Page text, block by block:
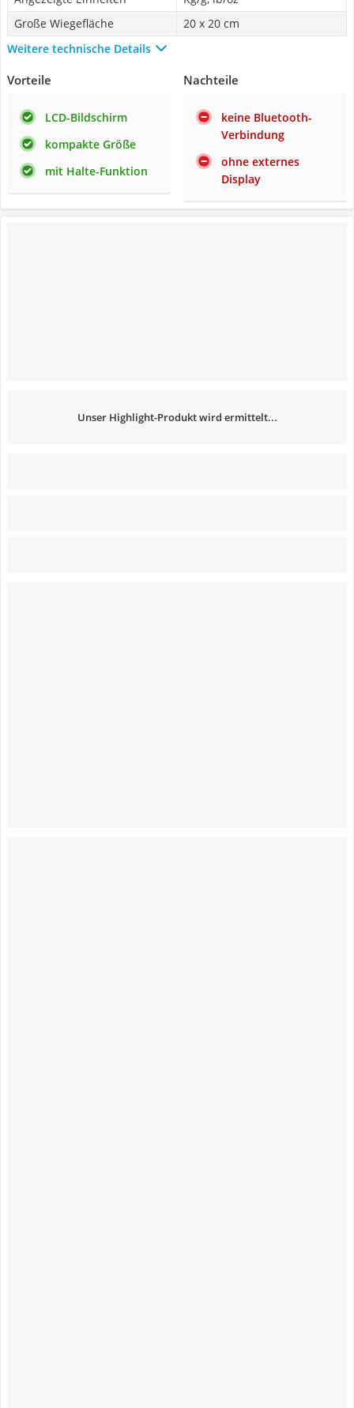
Große Wiegefläche
20 x 20 cm
Weitere technische Details
Vorteile
LCD-Bildschirm
kompakte Größe
mit Halte-Funktion
Nachteile
keine Bluetooth-
Verbindung
ohne externes
Display
Unser Highlight-Produkt wird ermittelt...